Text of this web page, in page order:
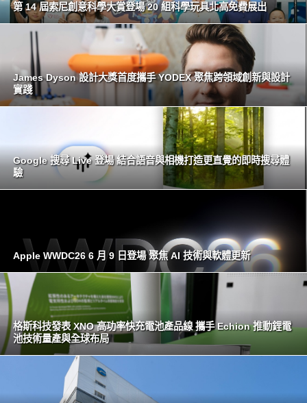
第 14 屆索尼創意科學大賞登場 20 組科學玩具北高免費展出
James Dyson 設計大獎首度攜手 YODEX 聚焦跨領域創新與設計
實踐
Google 搜尋 Live 登場 結合語音與相機打造更直覺的即時搜尋體
驗
Apple WWDC26 6 月 9 日登場 聚焦 AI 技術與軟體更新
格斯科技發表 XNO 高功率快充電池產品線 攜手 Echion 推動鋰電
池技術量產與全球布局